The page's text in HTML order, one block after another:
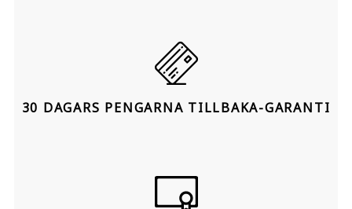
30 DAGARS PENGARNA TILLBAKA-GARANTI